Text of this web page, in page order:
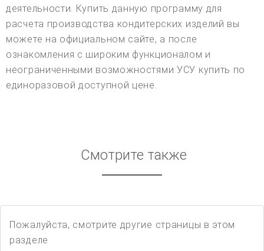
деятельности. Купить данную программу для
расчета производства кондитерских изделий вы
можете на официальном сайте, а после
ознакомления с широким функционалом и
неограниченными возможностями УСУ купить по
единоразовой доступной цене.
Смотрите также
Пожалуйста, смотрите другие страницы в этом
разделе